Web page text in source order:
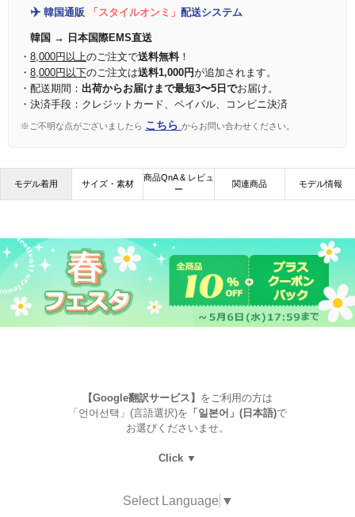
✈️ 韓国通販 「スタイルオンミ」 配送システム
韓国 → 日本国際EMS直送
・ 8,000円以上のご注文で送料無料！
・ 8,000円以下のご注文は送料1,000円が追加されます。
・配送期間： 出荷からお届けまで最短3〜5日でお届け。
・決済手段：クレジットカード、ペイパル、コンビニ決済
※ご不明な点がございましたら こちら からお問い合わせください。
モデル着用 サイズ・素材
商品QnA & レビュ
ー
関連商品 モデル情報
【Google翻訳サービス】 をご利用の方は
「언어선택」(言語選択)を 「일본어」(日本語)で
お選びくださいませ。
Click ▼
Select Language ▼